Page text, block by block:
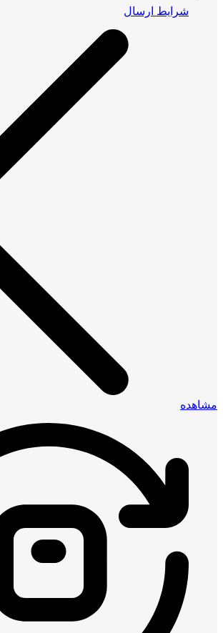
شرایط ارسال
مشاهده